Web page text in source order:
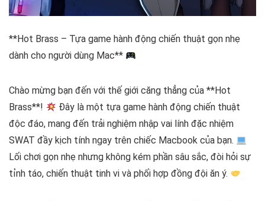
**Hot Brass – Tựa game hành động chiến thuật gọn nhẹ
dành cho người dùng Mac**
Chào mừng bạn đến với thế giới căng thẳng của **Hot
Brass**!
Đây là một tựa game hành động chiến thuật
độc đáo, mang đến trải nghiệm nhập vai lính đặc nhiệm
SWAT đầy kịch tính ngay trên chiếc Macbook của bạn.
Lối chơi gọn nhẹ nhưng không kém phần sâu sắc, đòi hỏi sự
tỉnh táo, chiến thuật tinh vi và phối hợp đồng đội ăn ý.